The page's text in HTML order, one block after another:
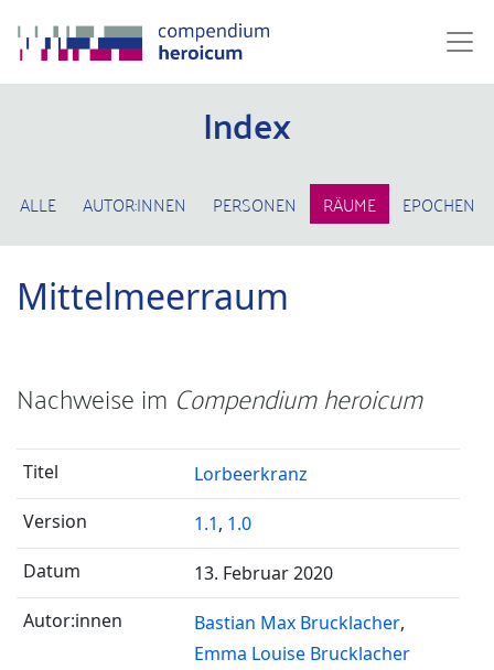
Index
ALLE AUTOR:INNEN PERSONEN RÄUME EPOCHEN
Mittelmeerraum
Nachweise im Compendium heroicum
Lorbeerkranz
1.1, 1.0
13. Februar 2020
Bastian Max Brucklacher
Emma Louise Brucklacher